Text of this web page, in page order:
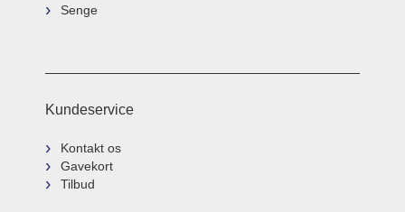
Senge
Kundeservice
Kontakt os
Gavekort
Tilbud